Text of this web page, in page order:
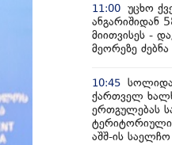
11:00 უცხო
ანგარიშიდან
მიითვისეს -
მეორეზე
10:45
ქართველ
ერთგულებას
აშშ-ის საელჩო